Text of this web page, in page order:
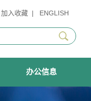
加入收藏 | ENGLISH
办公信息